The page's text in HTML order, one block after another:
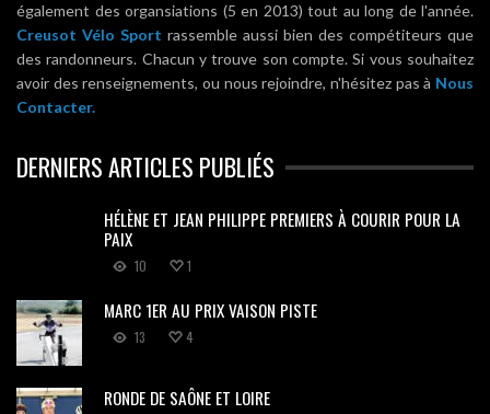
également des organsiations (5 en 2013) tout au long de l'année.
Creusot Vélo Sport rassemble aussi bien des compétiteurs que
des randonneurs. Chacun y trouve son compte. Si vous souhaitez
avoir des renseignements, ou nous rejoindre, n'hésitez pas à Nous
Contacter.
DERNIERS ARTICLES PUBLIÉS
HÉLÈNE ET JEAN PHILIPPE PREMIERS À COURIR POUR LA
PAIX
10 1
MARC 1ER AU PRIX VAISON PISTE
13 4
RONDE DE SAÔNE ET LOIRE